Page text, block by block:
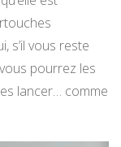
s’il vous reste
pourrez les
lancer… comme